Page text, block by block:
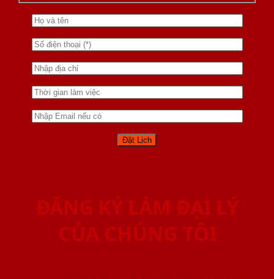
ĐĂNG KÝ LÀM ĐẠI LÝ
CỦA CHÚNG TÔI